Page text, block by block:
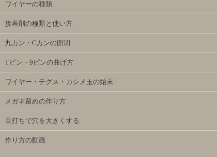
ワイヤーの種類
接着剤の種類と使い方
丸カン・Cカンの開閉
Tピン・9ピンの曲げ方
ワイヤー・テグス・カシメ玉の始末
メガネ留めの作り方
目打ちで穴を大きくする
作り方の動画